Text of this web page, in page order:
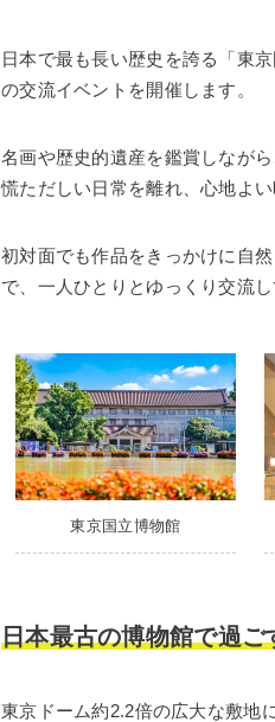
日本で最も長い歴史を誇る「東
の交流イベントを開催します。
名画や歴史的遺産を鑑賞しなが
慌ただしい日常を離れ、心地よ
初対面でも作品をきっかけに自
で、一人ひとりとゆっくり交流し
東京国立博物館
日本最古の博物館で過ご
東京ドーム約2.2倍の広大な敷地